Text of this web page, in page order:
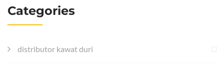
Categories
distributor kawat duri